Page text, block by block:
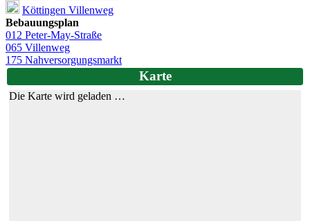
Köttingen Villenweg
Bebauungsplan
012 Peter-May-Straße
065 Villenweg
175 Nahversorgungsmarkt
Karte
Die Karte wird geladen …